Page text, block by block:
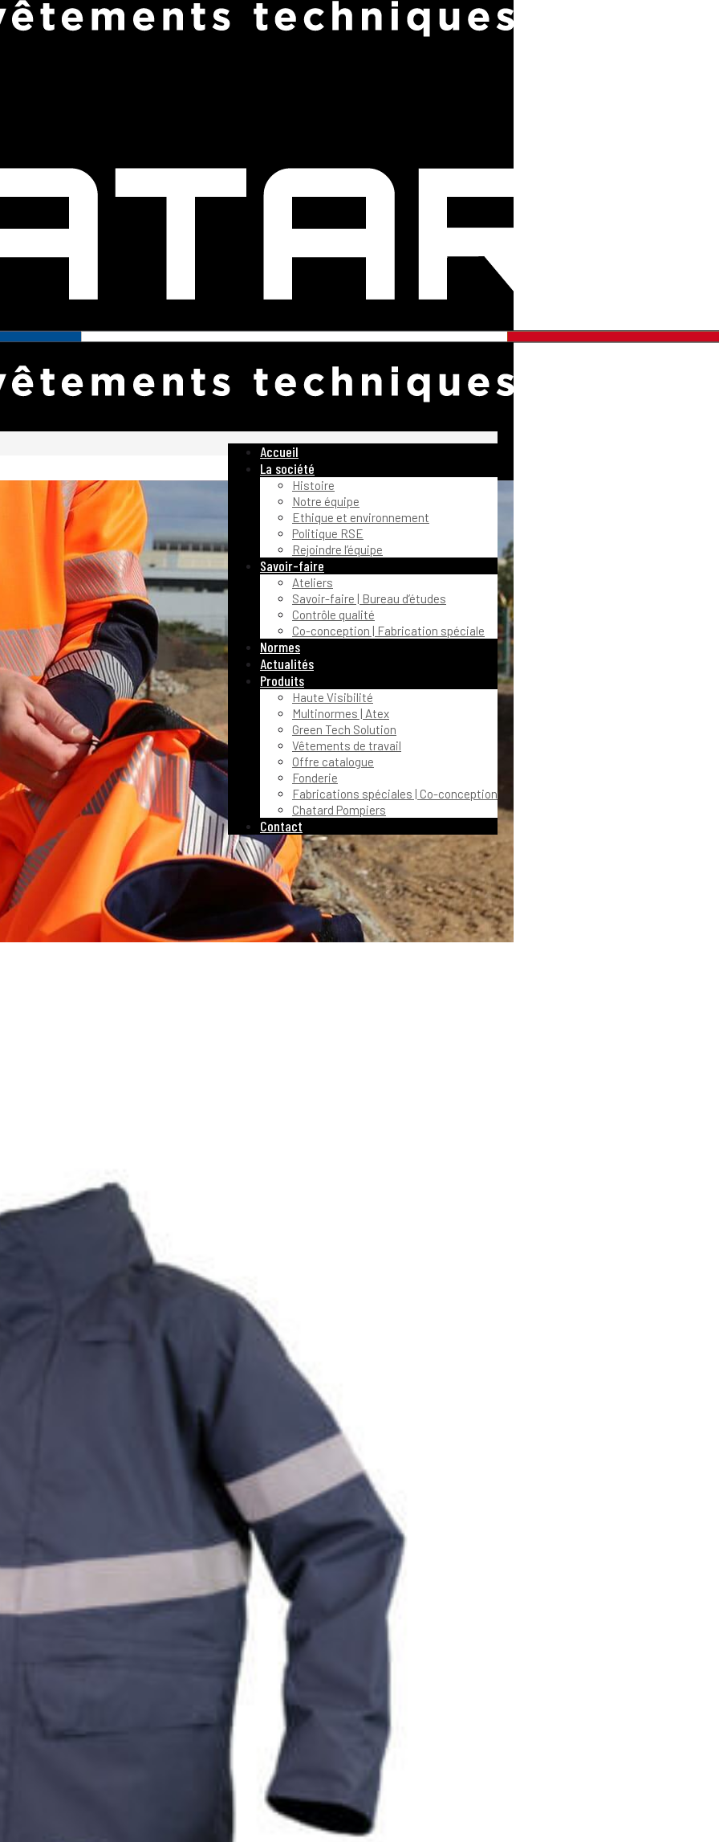
Accueil
La société
Histoire
Notre équipe
Ethique et environnement
Politique RSE
Rejoindre l’équipe
Savoir-faire
Ateliers
Savoir-faire | Bureau d’études
Contrôle qualité
Co-conception | Fabrication spéciale
Normes
Actualités
Produits
Haute Visibilité
Multinormes | Atex
Green Tech Solution
Vêtements de travail
Offre catalogue
Fonderie
Fabrications spéciales | Co-conception
Chatard Pompiers
Contact